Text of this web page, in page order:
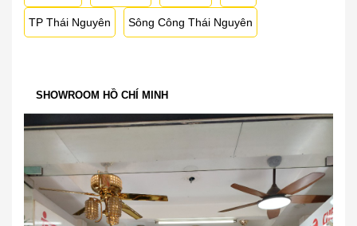
TP Thái Nguyên Sông Công Thái Nguyên
SHOWROOM HỒ CHÍ MINH